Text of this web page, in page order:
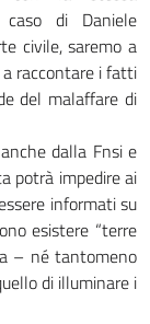
di Daniele
civile, saremo a
raccontare i fatti
del malaffare di
dalla Fnsi e
potrà impedire ai
informati su
esistere “terre
– né tantomeno
di illuminare i